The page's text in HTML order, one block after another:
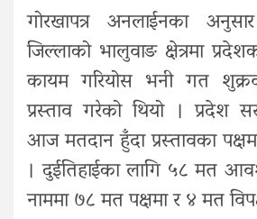
गोरखापत्र अनलाईनका
जिल्लाको भालुवाङ क्षेत्रमा
कायम गरियोस भनी गत
प्रस्ताव गरेको थियो । प्रदेश
आज मतदान हुँदा प्रस्तावका
। दुईतिहाईका लागि ५८ मत
नाममा ७८ मत पक्षमा र ४ मत